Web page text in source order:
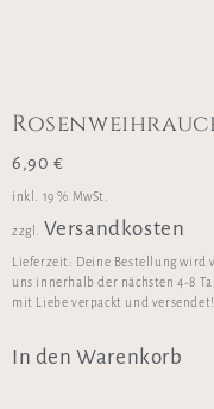
6,90 €
inkl. 19 % MwSt.
zzgl. Versandkosten
Lieferzeit: Deine Bestellung wird
uns innerhalb der nächsten 4-8
mit Liebe verpackt und versendet!
In den Warenkorb